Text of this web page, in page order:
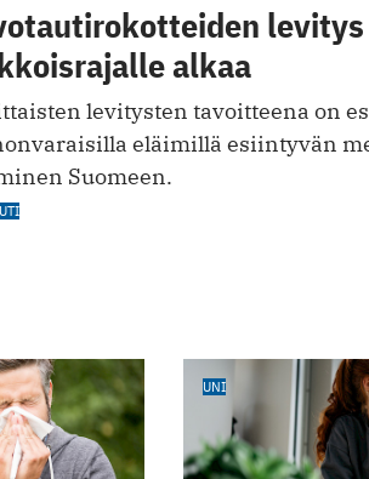
levitys
alkaa
levitysten tavoitteena on
eläimillä esiintyvän
Suomeen.
UNI